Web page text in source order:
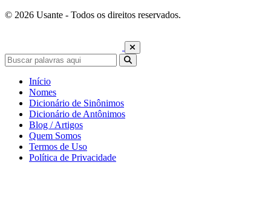
© 2026 Usante - Todos os direitos reservados.
Início
Nomes
Dicionário de Sinônimos
Dicionário de Antônimos
Blog / Artigos
Quem Somos
Termos de Uso
Política de Privacidade